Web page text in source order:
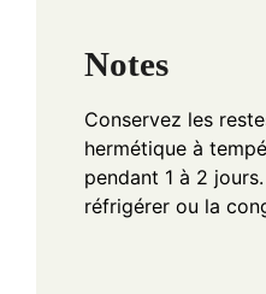
Notes
Conservez les
hermétique à
pendant 1 à 2
réfrigérer ou la